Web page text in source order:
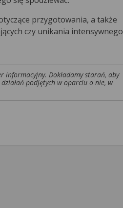
przygotowania, a także
czy unikania intensywnego
informacyjny. Dokładamy starań, aby
podjętych w oparciu o nie, w